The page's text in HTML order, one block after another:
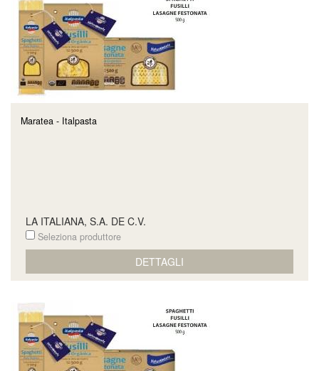
Maratea - Italpasta
LA ITALIANA, S.A. DE C.V.
Seleziona produttore
DETTAGLI